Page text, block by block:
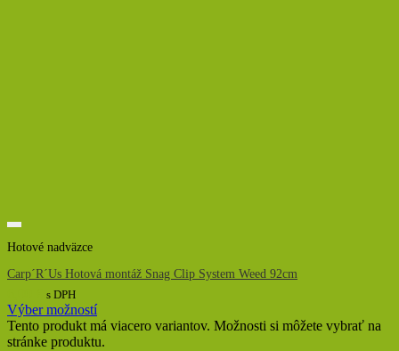
Hotové nadväzce
Carp´R´Us Hotová montáž Snag Clip System Weed 92cm
s DPH
Výber možností
Tento produkt má viacero variantov. Možnosti si môžete vybrať na
stránke produktu.